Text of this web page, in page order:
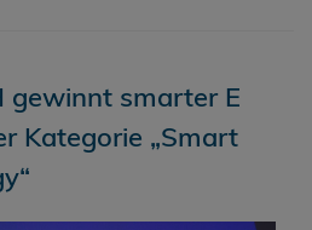
gewinnt smarter E
Kategorie „Smart